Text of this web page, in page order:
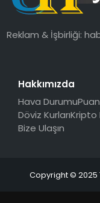
Reklam & İşbirliği:
Hakkımızda
Hava Durumu
Döviz KurlarıKripto
Bize Ulaşın
Copyright © 2025